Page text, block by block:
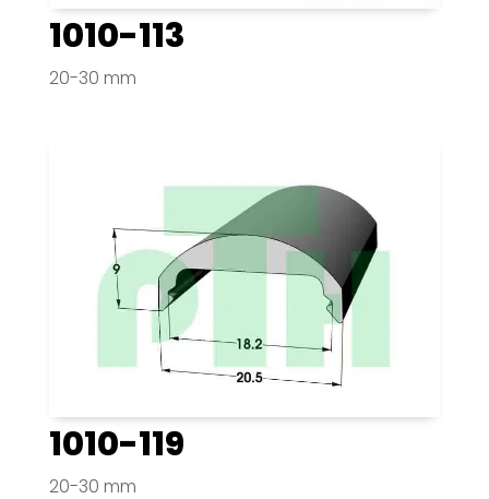
1010-113
20-30 mm
1010-119
20-30 mm